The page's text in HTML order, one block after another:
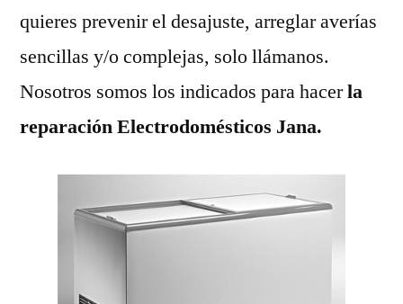
quieres prevenir el desajuste, arreglar averías
sencillas y/o complejas, solo llámanos.
Nosotros somos los indicados para hacerla
reparación Electrodomésticos Jana.